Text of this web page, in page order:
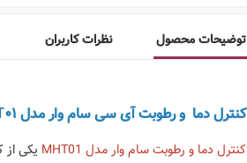
توضیحات محصول نظرات کاربران
کنترل دما و رطوبت آی سی سام وار مدل SAM WARE MHT01
کنترل دما و رطوبت سام وار مدل MHT01
یکی